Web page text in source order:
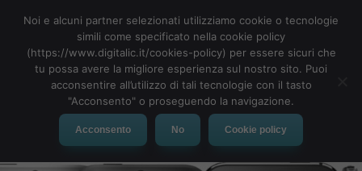
MENU
Noi e alcuni partner selezionati utilizziamo cookie o tecnologie
simili come specificato nella cookie policy
(https://www.digitalic.it/cookies-policy) per essere sicuri che
tu possa avere la migliore esperienza sul nostro sito. Puoi
acconsentire all’utilizzo di tali tecnologie con il tasto
"Acconsento" o proseguendo la navigazione.
Acconsento No Cookie policy